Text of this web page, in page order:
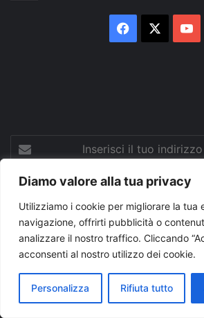
Diamo valore alla tua privacy
Utilizziamo i cookie per migliorare la tua
navigazione, offrirti pubblicità o
analizzare il nostro traffico. Cliccando
acconsenti al nostro utilizzo dei cookie.
Personalizza Rifiuta tutto
Facebook
Inserisci
il
indirizzo
mail
© Copyright 2026, Tutti i diritti
Pugliapress - Quotidiano online editore
riuniti registrato presso il tribunale di